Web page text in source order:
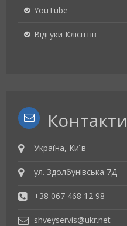
YouTube
Відгуки Клієнтів
Контакти
Україна, Київ
ул. Здолбунівська 7Д
+38 067 468 12 98
shveyservis@ukr.net